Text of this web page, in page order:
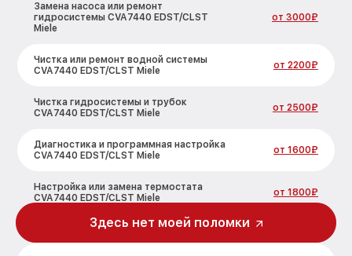
Замена насоса или ремонт
гидросистемы CVA7440 EDST/CLST
Miele
от 3000₽
Чистка или ремонт водной системы
CVA7440 EDST/CLST Miele
от 2200₽
Чистка гидросистемы и трубок
CVA7440 EDST/CLST Miele
от 2500₽
Диагностика и программная настройка
CVA7440 EDST/CLST Miele
от 1600₽
Настройка или замена термостата
CVA7440 EDST/CLST Miele
от 1800₽
Ремонт или замена капучинатора
CVA7440 EDST/CLST Miele
Здесь нет моей поломки